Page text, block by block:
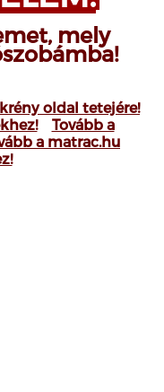
mely
oldal tetejére!
Tovább a
a matrac.hu